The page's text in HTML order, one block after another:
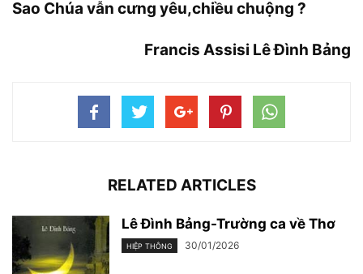
Sao Chúa vẫn cưng yêu,chiều chuộng ?
Francis Assisi Lê Đình Bảng
RELATED ARTICLES
Lê Đình Bảng-Trường ca về Thơ
HIỆP THÔNG 30/01/2026